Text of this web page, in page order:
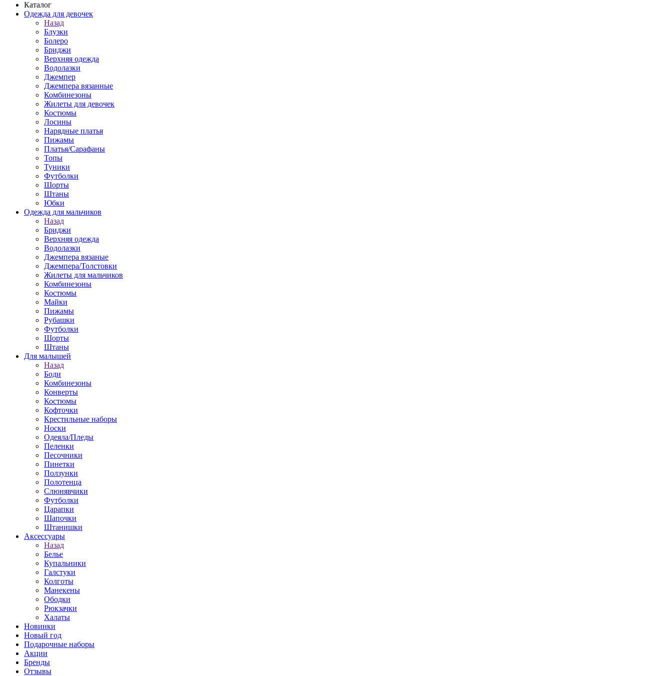
Каталог
Одежда для девочек
Назад
Блузки
Болеро
Бриджи
Верхняя одежда
Водолазки
Джемпер
Джемпера вязанные
Комбинезоны
Жилеты для девочек
Костюмы
Лосины
Нарядные платья
Пижамы
Платья/Сарафаны
Топы
Туники
Футболки
Шорты
Штаны
Юбки
Одежда для мальчиков
Назад
Бриджи
Верхняя одежда
Водолазки
Джемпера вязаные
Джемпера/Толстовки
Жилеты для мальчиков
Комбинезоны
Костюмы
Майки
Пижамы
Рубашки
Футболки
Шорты
Штаны
Для малышей
Назад
Боди
Комбинезоны
Конверты
Костюмы
Кофточки
Крестильные наборы
Носки
Одеяла/Пледы
Пеленки
Песочники
Пинетки
Ползунки
Полотенца
Слюнявчики
Футболки
Царапки
Шапочки
Штанишки
Аксессуары
Назад
Белье
Купальники
Галстуки
Колготы
Манекены
Ободки
Рюкзачки
Халаты
Новинки
Новый год
Подарочные наборы
Акции
Бренды
Отзывы